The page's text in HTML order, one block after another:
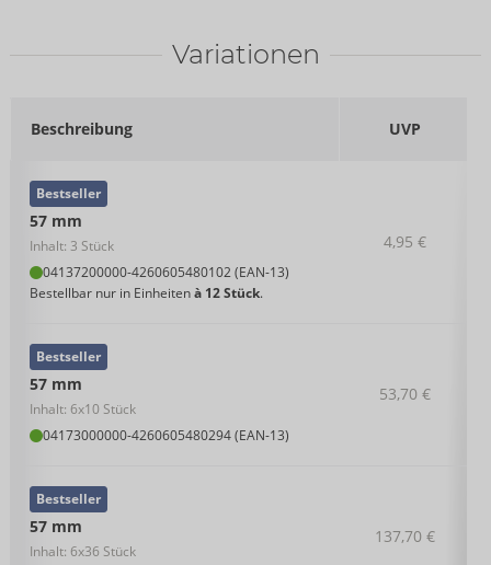
Variationen
Beschreibung UVP
57 mm
Inhalt: 3 Stück
04137200000-4260605480102 (EAN-13)
Bestellbar nur in Einheitenà 12 Stück.
Bestseller
4,95 €
57 mm
Inhalt: 6x10 Stück
04173000000-4260605480294 (EAN-13)
Bestseller
53,70 €
57 mm
Inhalt: 6x36 Stück
Bestseller
137,70 €